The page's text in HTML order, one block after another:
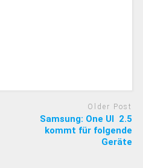
Older Post
Samsung: One UI 2.5
kommt für folgende
Geräte